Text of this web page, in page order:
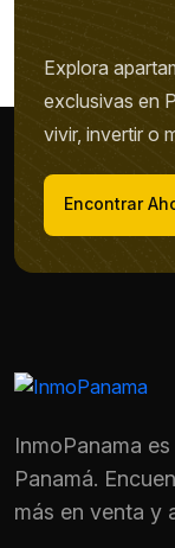
Explora
exclusivas en
vivir, invertir o
Encontrar
InmoPanama
Panamá.
más en venta y